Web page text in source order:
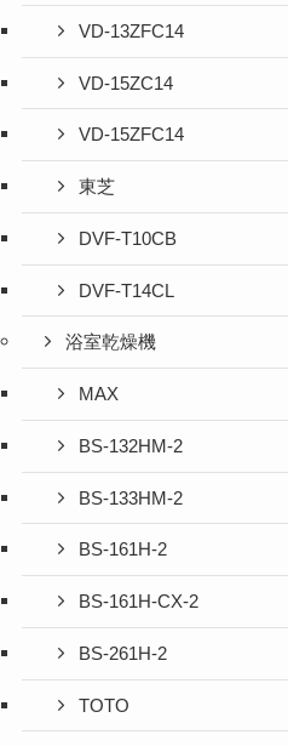
VD-13ZFC14
VD-15ZC14
VD-15ZFC14
東芝
DVF-T10CB
DVF-T14CL
浴室乾燥機
MAX
BS-132HM-2
BS-133HM-2
BS-161H-2
BS-161H-CX-2
BS-261H-2
TOTO